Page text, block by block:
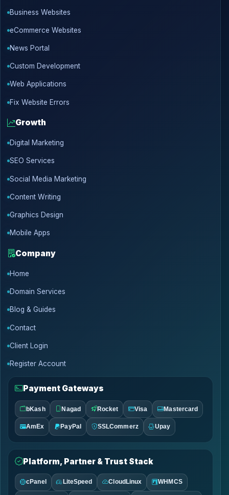
Business Websites
eCommerce Websites
News Portal
Custom Development
Web Applications
Fix Website Errors
Growth
Digital Marketing
SEO Services
Social Media Marketing
Content Writing
Graphics Design
Mobile Apps
Company
Home
Domain Services
Blog & Guides
Contact
Client Login
Register Account
Payment Gateways
bKash Nagad Rocket Visa Mastercard
AmEx PayPal SSLCommerz Upay
Platform, Partner & Trust Stack
cPanel LiteSpeed CloudLinux WHMCS